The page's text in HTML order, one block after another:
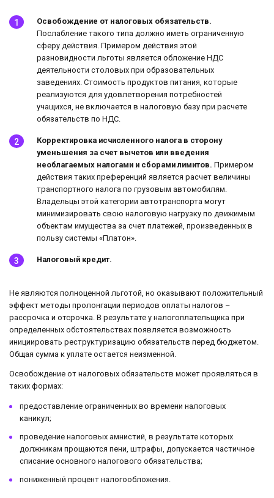
Освобождение от налоговых обязательств.
Послабление такого типа должно иметь ограниченную
сферу действия. Примером действия этой
разновидности льготы является обложение НДС
деятельности столовых при образовательных
заведениях. Стоимость продуктов питания, которые
реализуются для удовлетворения потребностей
учащихся, не включается в налоговую базу при расчете
обязательств по НДС.
Корректировка исчисленного налога в сторону
уменьшения за счет вычетов или введения
необлагаемых налогами и сборами лимитов. Примером
действия таких преференций является расчет величины
транспортного налога по грузовым автомобилям.
Владельцы этой категории автотранспорта могут
минимизировать свою налоговую нагрузку по движимым
объектам имущества за счет платежей, произведенных в
пользу системы «Платон».
Налоговый кредит.
Не являются полноценной льготой, но оказывают положительный
эффект методы пролонгации периодов оплаты налогов –
рассрочка и отсрочка. В результате у налогоплательщика при
определенных обстоятельствах появляется возможность
инициировать реструктуризацию обязательств перед бюджетом.
Общая сумма к уплате остается неизменной.
Освобождение от налоговых обязательств может проявляться в
таких формах:
предоставление ограниченных во времени налоговых
каникул;
проведение налоговых амнистий, в результате которых
должникам прощаются пени, штрафы, допускается частичное
списание основного налогового обязательства;
пониженный процент налогообложения.